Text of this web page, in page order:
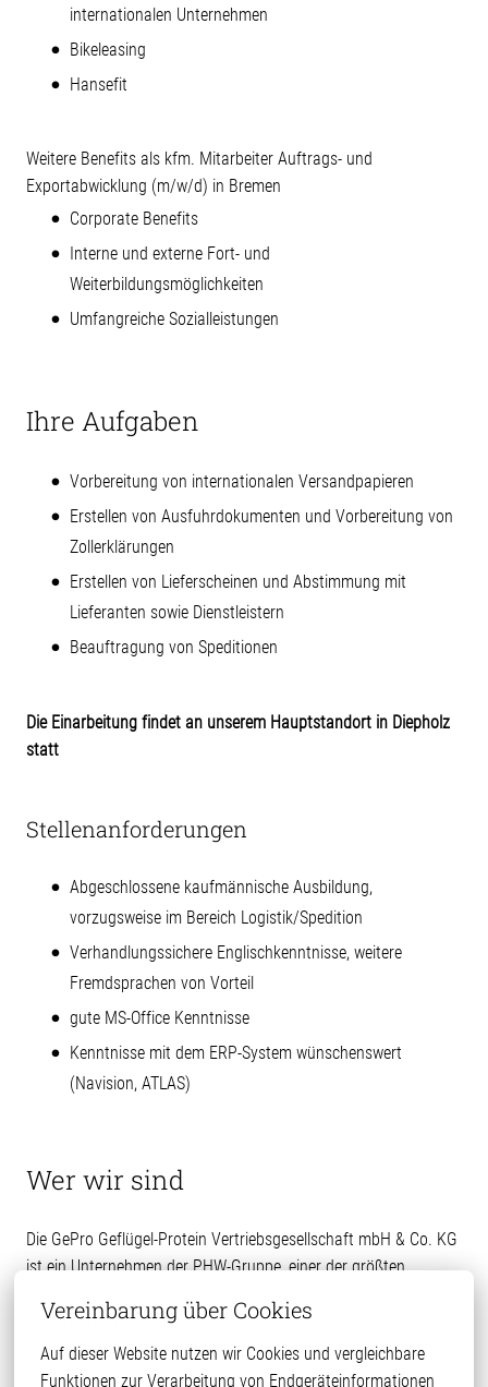
Vereinbarung über Cookies
Auf dieser Website nutzen wir Cookies und vergleichbare
Funktionen zur Verarbeitung von Endgeräteinformationen
internationalen Unternehmen
Bikeleasing
Hansefit
Weitere Benefits als kfm. Mitarbeiter Auftrags- und
Exportabwicklung (m/w/d) in Bremen
Corporate Benefits
Interne und externe Fort- und
Weiterbildungsmöglichkeiten
Umfangreiche Sozialleistungen
Ihre Aufgaben
Vorbereitung von internationalen Versandpapieren
Erstellen von Ausfuhrdokumenten und Vorbereitung von
Zollerklärungen
Erstellen von Lieferscheinen und Abstimmung mit
Lieferanten sowie Dienstleistern
Beauftragung von Speditionen
Die Einarbeitung findet an unserem Hauptstandort in Diepholz
statt
Stellenanforderungen
Abgeschlossene kaufmännische Ausbildung,
vorzugsweise im Bereich Logistik/Spedition
Verhandlungssichere Englischkenntnisse, weitere
Fremdsprachen von Vorteil
gute MS-Office Kenntnisse
Kenntnisse mit dem ERP-System wünschenswert
(Navision, ATLAS)
Wer wir sind
Die GePro Geflügel-Protein Vertriebsgesellschaft mbH & Co. KG
ist ein Unternehmen der PHW-Gruppe, einer der größten
Unternehmensverbund ist die GePro Teil der vollständig
integrierten Geflügelproduktion.
Sitz der GePro-Zentrale ist Diepholz; weitere Verkaufsbüros